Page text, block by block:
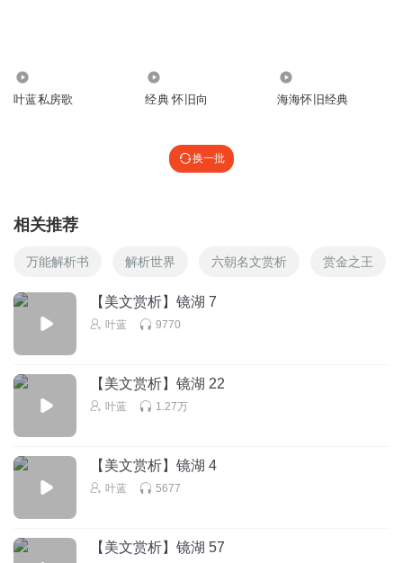
叶蓝私房歌 经典 怀旧向 海海怀旧经典
换一批
相关推荐
万能解析书 解析世界 六朝名文赏析 赏金之王
【美文赏析】镜湖 7
叶蓝 9770
【美文赏析】镜湖 22
叶蓝 1.27万
【美文赏析】镜湖 4
叶蓝 5677
【美文赏析】镜湖 57